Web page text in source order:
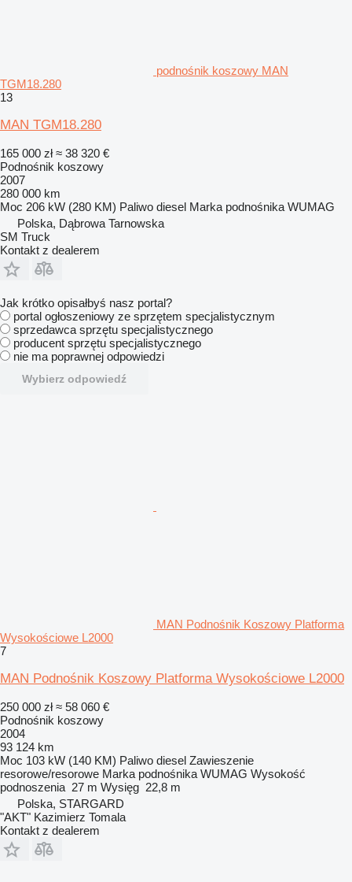
podnośnik koszowy MAN
TGM18.280
13
MAN TGM18.280
165 000 zł ≈ 38 320 €
Podnośnik koszowy
2007
280 000 km
Moc 206 kW (280 KM) Paliwo diesel Marka podnośnika WUMAG
Polska, Dąbrowa Tarnowska
SM Truck
Kontakt z dealerem
Jak krótko opisałbyś nasz portal?
portal ogłoszeniowy ze sprzętem specjalistycznym
sprzedawca sprzętu specjalistycznego
producent sprzętu specjalistycznego
nie ma poprawnej odpowiedzi
Wybierz odpowiedź
MAN Podnośnik Koszowy Platforma
Wysokościowe L2000
7
MAN Podnośnik Koszowy Platforma Wysokościowe L2000
250 000 zł ≈ 58 060 €
Podnośnik koszowy
2004
93 124 km
Moc 103 kW (140 KM) Paliwo diesel Zawieszenie
resorowe/resorowe Marka podnośnika WUMAG Wysokość
podnoszenia 27 m Wysięg 22,8 m
Polska, STARGARD
"AKT" Kazimierz Tomala
Kontakt z dealerem